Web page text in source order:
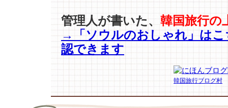
ン
な
ど
管理人が書いた、 韓国旅行の
→「ソウルのおしゃれ」はこ
認できます
韓国旅行ブログ村